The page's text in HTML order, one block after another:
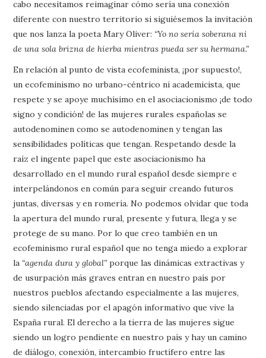
cabo necesitamos reimaginar cómo sería una conexión
diferente con nuestro territorio si siguiésemos la invitación
que nos lanza la poeta Mary Oliver: “Yo no sería soberana ni
de una sola brizna de hierba mientras pueda ser su hermana.”
En relación al punto de vista ecofeminista, ¡por supuesto!,
un ecofeminismo no urbano-céntrico ni academicista, que
respete y se apoye muchísimo en el asociacionismo ¡de todo
signo y condición! de las mujeres rurales españolas se
autodenominen como se autodenominen y tengan las
sensibilidades políticas que tengan. Respetando desde la
raíz el ingente papel que este asociacionismo ha
desarrollado en el mundo rural español desde siempre e
interpelándonos en común para seguir creando futuros
juntas, diversas y en romería. No podemos olvidar que toda
la apertura del mundo rural, presente y futura, llega y se
protege de su mano. Por lo que creo también en un
ecofeminismo rural español que no tenga miedo a explorar
la “agenda dura y global” porque las dinámicas extractivas y
de usurpación más graves entran en nuestro país por
nuestros pueblos afectando especialmente a las mujeres,
siendo silenciadas por el apagón informativo que vive la
España rural. El derecho a la tierra de las mujeres sigue
siendo un logro pendiente en nuestro país y hay un camino
de diálogo, conexión, intercambio fructífero entre las